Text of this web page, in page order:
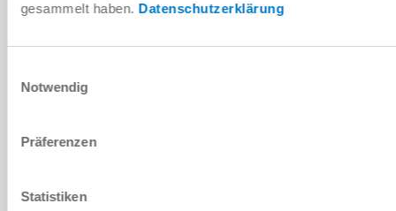
gesammelt haben. Datenschutzerklärung
Notwendig
Präferenzen
Statistiken
Download